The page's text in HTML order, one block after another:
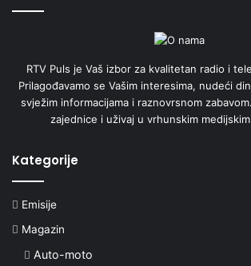
RTV Puls je Vaš izbor za kvalitetan radio i
Prilagođavamo se Vašim interesima, nudeći
svježim informacijama i raznovrsnom
zajednice i uživaj u vrhunskim
Kategorije
Emisije
Magazin
Auto-moto